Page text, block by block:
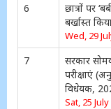
6
छात्रों पर
बर्खास्त
Wed, 29
7
सरकार
परीक्षाएं
विधेयक,
Sat, 25